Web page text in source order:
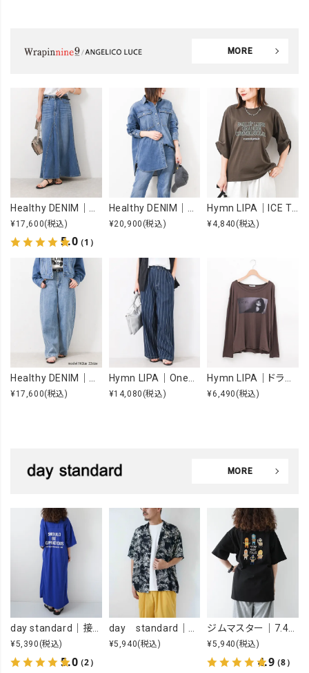
MORE
¥17,600(税込)
5.0（1）
¥20,900 (税込) ¥4,840 (税込)
¥17,600(税込) ¥14,080 (税込) ¥6,490 (税込)
MORE
¥5,390 (税込)
5.0（2）
¥5,940(税込)
ジムマスター｜7.4OZ YOU GOT THIS 刺繍Tee [[G721707]][D]
¥5,940 (税込)
4.9（8）